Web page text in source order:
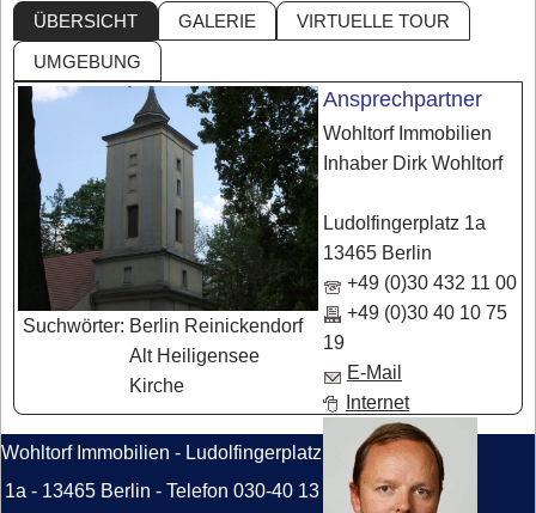
ÜBERSICHT GALERIE
VIRTUELLE TOUR
UMGEBUNG
Ansprechpartner
Wohltorf Immobilien
Inhaber Dirk Wohltorf
Ludolfingerplatz 1a
13465 Berlin
+49 (0)30 432 11 00
+49 (0)30 40 10 75
19
E-Mail
Internet
Suchwörter: Berlin Reinickendorf
Alt Heiligensee
Kirche
Wohltorf Immobilien - Ludolfingerplatz
1a - 13465 Berlin - Telefon 030-40 13